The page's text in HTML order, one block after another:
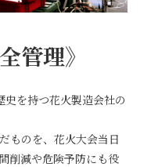
管理》
を持つ花火製造会社の
ものを、花火大会当日
削減や危険予防にも役